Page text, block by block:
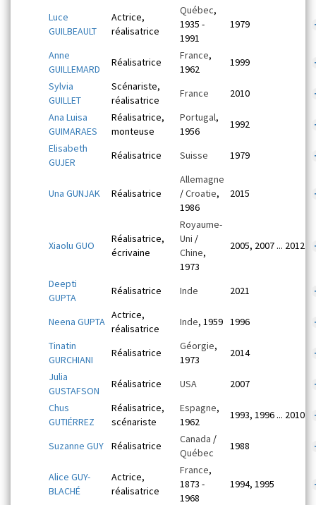
Luce
GUILBEAULT
Actrice,
réalisatrice
Québec,
1935 -
1991
1979
Anne
GUILLEMARD
Réalisatrice
France,
1962
1999
Sylvia
GUILLET
Scénariste,
réalisatrice
France 2010
Ana Luisa
GUIMARAES
Réalisatrice,
monteuse
Portugal,
1956
1992
Elisabeth
GUJER
Réalisatrice Suisse 1979
Una GUNJAK Réalisatrice
Allemagne
/Croatie,
1986
2015
Xiaolu GUO
Réalisatrice,
écrivaine
Royaume-
Uni /
Chine,
1973
2005, 2007 ... 2012
Deepti
GUPTA
Réalisatrice Inde 2021
Neena GUPTA
Actrice,
réalisatrice
Inde, 1959 1996
Tinatin
GURCHIANI
Réalisatrice
Géorgie,
1973
2014
Julia
GUSTAFSON
Réalisatrice USA 2007
Chus
GUTIÉRREZ
Réalisatrice,
scénariste
Espagne,
1962
1993, 1996 ... 2010
Suzanne GUY Réalisatrice
Canada /
Québec
1988
Alice GUY-
BLACHÉ
Actrice,
réalisatrice
France,
1873 -
1968
1994, 1995